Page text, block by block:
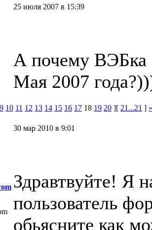
25 июля 2007 в 15:39
А почему ВЭБка
Мая 2007
9 10 11 12 13 14 15 16 17 18 19 20 ][ 21...21 ]
30 мар 2010 в 9:01
Здравтвуйте! Я
пользователь
обьясните как